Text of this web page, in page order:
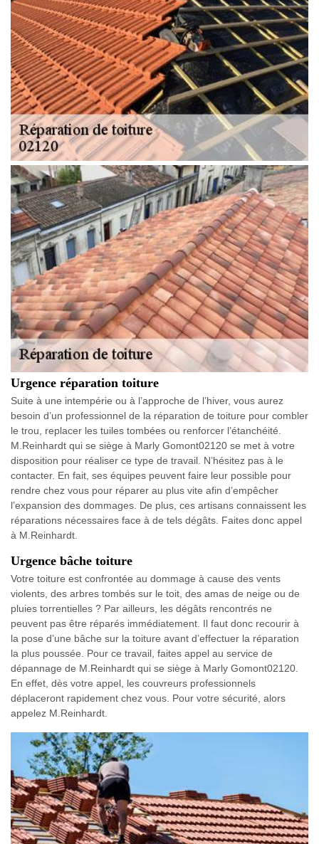
Urgence réparation toiture
Suite à une intempérie ou à l’approche de l’hiver, vous aurez
besoin d’un professionnel de la réparation de toiture pour combler
le trou, replacer les tuiles tombées ou renforcer l’étanchéité.
M.Reinhardt qui se siège à Marly Gomont02120 se met à votre
disposition pour réaliser ce type de travail. N’hésitez pas à le
contacter. En fait, ses équipes peuvent faire leur possible pour
rendre chez vous pour réparer au plus vite afin d’empêcher
l’expansion des dommages. De plus, ces artisans connaissent les
réparations nécessaires face à de tels dégâts. Faites donc appel
à M.Reinhardt.
Urgence bâche toiture
Votre toiture est confrontée au dommage à cause des vents
violents, des arbres tombés sur le toit, des amas de neige ou de
pluies torrentielles ? Par ailleurs, les dégâts rencontrés ne
peuvent pas être réparés immédiatement. Il faut donc recourir à
la pose d’une bâche sur la toiture avant d’effectuer la réparation
la plus poussée. Pour ce travail, faites appel au service de
dépannage de M.Reinhardt qui se siège à Marly Gomont02120.
En effet, dès votre appel, les couvreurs professionnels
déplaceront rapidement chez vous. Pour votre sécurité, alors
appelez M.Reinhardt.